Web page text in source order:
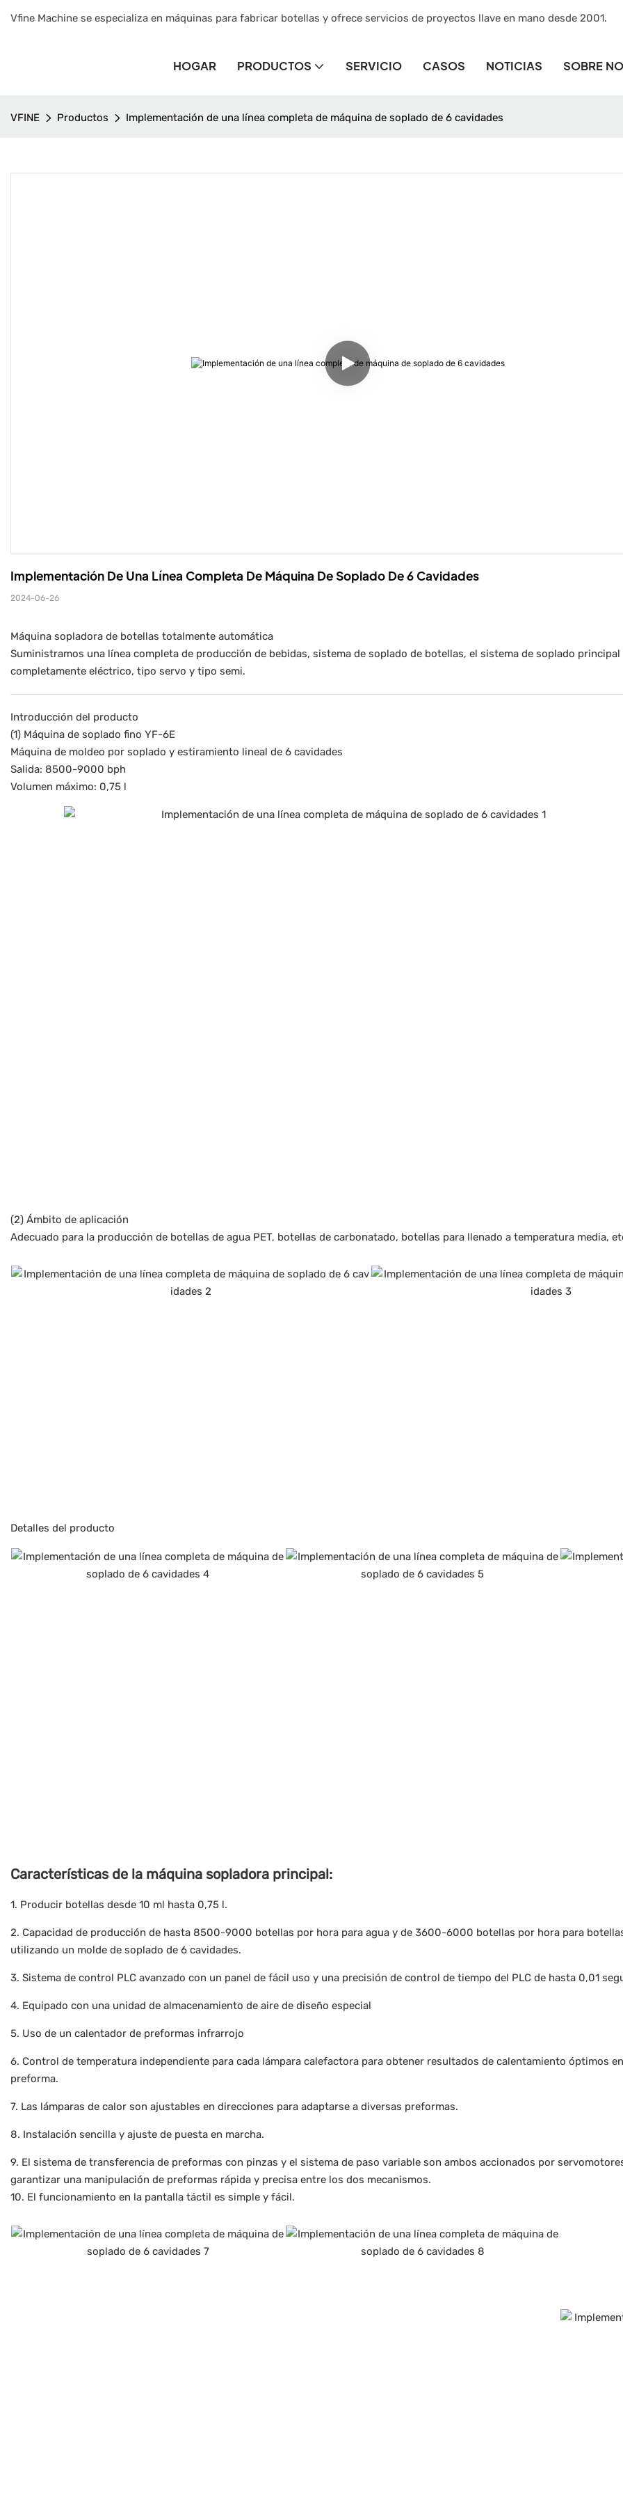
Vfine Machine se especializa en máquinas para fabricar botellas y ofrece servicios de proyectos llave en mano desde 2001.
HOGAR PRODUCTOS SERVICIO CASOS NOTICIAS SOBRE
VFINE Productos Implementación de una línea completa de máquina de soplado de 6 cavidades
Implementación De Una Línea Completa De Máquina De Soplado De 6 Cavidades
2024-06-26
Máquina sopladora de botellas totalmente automática
Suministramos una línea completa de producción de bebidas, sistema de soplado de botellas, el sistema de soplado
completamente eléctrico, tipo servo y tipo semi.
Introducción del producto
(1) Máquina de soplado fino YF-6E
Máquina de moldeo por soplado y estiramiento lineal de 6 cavidades
Salida: 8500-9000 bph
Volumen máximo: 0,75 l
(2) Ámbito de aplicación
Adecuado para la producción de botellas de agua PET, botellas de carbonatado, botellas para llenado a temperatura media,
Detalles del producto
Características de la máquina sopladora principal:
1. Producir botellas desde 10 ml hasta 0,75 l.
2. Capacidad de producción de hasta 8500-9000 botellas por hora para agua y de 3600-6000 botellas por hora para
utilizando un molde de soplado de 6 cavidades.
3. Sistema de control PLC avanzado con un panel de fácil uso y una precisión de control de tiempo del PLC de hasta 0,01
4. Equipado con una unidad de almacenamiento de aire de diseño especial
5. Uso de un calentador de preformas infrarrojo
6. Control de temperatura independiente para cada lámpara calefactora para obtener resultados de calentamiento óptimos
preforma.
7. Las lámparas de calor son ajustables en direcciones para adaptarse a diversas preformas.
8. Instalación sencilla y ajuste de puesta en marcha.
9. El sistema de transferencia de preformas con pinzas y el sistema de paso variable son ambos accionados por
garantizar una manipulación de preformas rápida y precisa entre los dos mecanismos.
10. El funcionamiento en la pantalla táctil es simple y fácil.